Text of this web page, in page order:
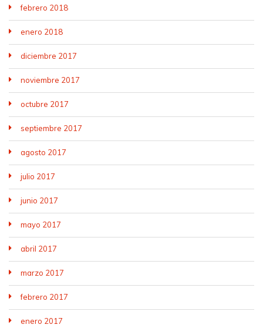
febrero 2018
enero 2018
diciembre 2017
noviembre 2017
octubre 2017
septiembre 2017
agosto 2017
julio 2017
junio 2017
mayo 2017
abril 2017
marzo 2017
febrero 2017
enero 2017